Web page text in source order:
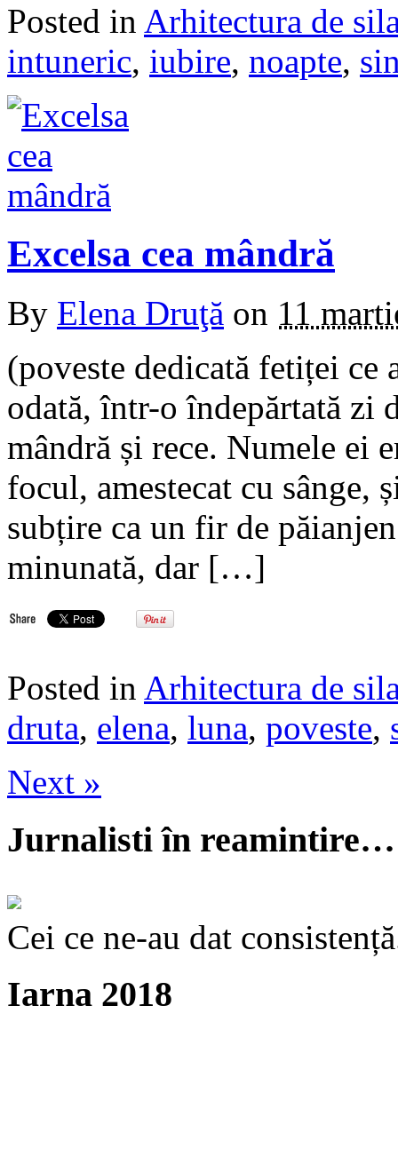
Posted in Arhitectura de
intuneric, iubire, noapte,
Excelsa cea mândră
By Elena Druţă on 11
(poveste dedicată fetiței ce
odată, într-o îndepărtată zi
mândră și rece. Numele ei
focul, amestecat cu sânge,
subțire ca un fir de
minunată, dar […]
Posted in Arhitectura de
druta, elena, luna, poveste,
Next »
Jurnalisti în reamintire…
Cei ce ne-au dat
Iarna 2018